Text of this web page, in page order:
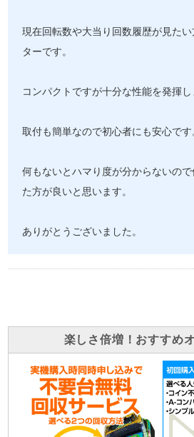
現在回転数や大当り回数履歴が見た
ターです。
コンパクトですが十分な性能を発揮し
取付も簡単なので初心者にも安心です
何もないとハマり度が分からないの
た方が良いと思います。
ありがとうございました。
楽しさ倍増！おすすめ